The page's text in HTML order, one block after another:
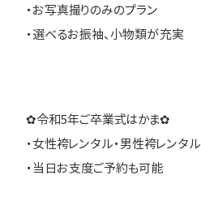
・お写真撮りのみのプラン
・選べるお振袖、小物類が充実
✿令和5年ご卒業式はかま✿
・女性袴レンタル・男性袴レンタル
・当日お支度ご予約も可能